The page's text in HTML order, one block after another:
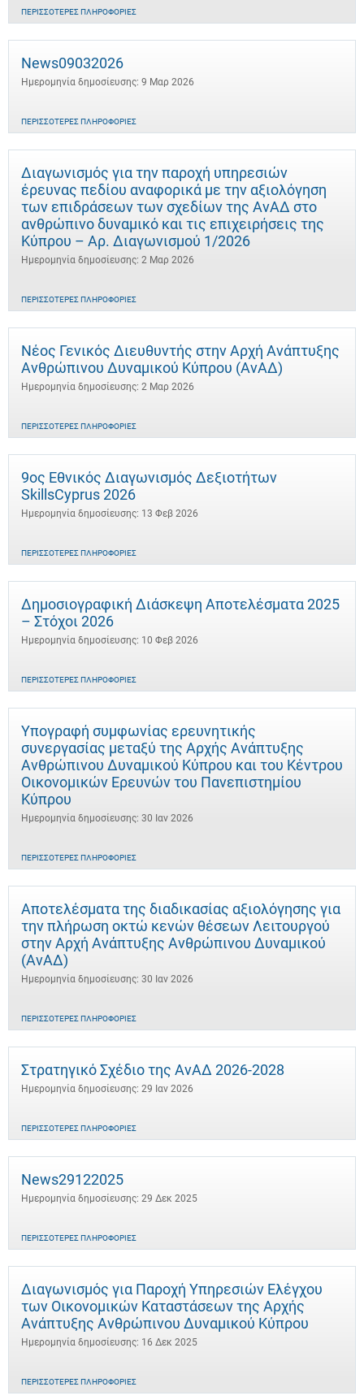
ΠΕΡΙΣΣΌΤΕΡΕΣ ΠΛΗΡΟΦΟΡΊΕΣ
News09032026
Ημερομηνία δημοσίευσης: 9 Μαρ 2026
ΠΕΡΙΣΣΌΤΕΡΕΣ ΠΛΗΡΟΦΟΡΊΕΣ
Διαγωνισμός για την παροχή υπηρεσιών
έρευνας πεδίου αναφορικά με την αξιολόγηση
των επιδράσεων των σχεδίων της ΑνΑΔ στο
ανθρώπινο δυναμικό και τις επιχειρήσεις της
Κύπρου – Αρ. Διαγωνισμού 1/2026
Ημερομηνία δημοσίευσης: 2 Μαρ 2026
ΠΕΡΙΣΣΌΤΕΡΕΣ ΠΛΗΡΟΦΟΡΊΕΣ
Νέος Γενικός Διευθυντής στην Αρχή Ανάπτυξης
Ανθρώπινου Δυναμικού Κύπρου (ΑνΑΔ)
Ημερομηνία δημοσίευσης: 2 Μαρ 2026
ΠΕΡΙΣΣΌΤΕΡΕΣ ΠΛΗΡΟΦΟΡΊΕΣ
9ος Εθνικός Διαγωνισμός Δεξιοτήτων
SkillsCyprus 2026
Ημερομηνία δημοσίευσης: 13 Φεβ 2026
ΠΕΡΙΣΣΌΤΕΡΕΣ ΠΛΗΡΟΦΟΡΊΕΣ
Δημοσιογραφική Διάσκεψη Αποτελέσματα 2025
– Στόχοι 2026
Ημερομηνία δημοσίευσης: 10 Φεβ 2026
ΠΕΡΙΣΣΌΤΕΡΕΣ ΠΛΗΡΟΦΟΡΊΕΣ
Υπογραφή συμφωνίας ερευνητικής
συνεργασίας μεταξύ της Αρχής Ανάπτυξης
Ανθρώπινου Δυναμικού Κύπρου και του Κέντρου
Οικονομικών Ερευνών του Πανεπιστημίου
Κύπρου
Ημερομηνία δημοσίευσης: 30 Ιαν 2026
ΠΕΡΙΣΣΌΤΕΡΕΣ ΠΛΗΡΟΦΟΡΊΕΣ
Αποτελέσματα της διαδικασίας αξιολόγησης για
την πλήρωση οκτώ κενών θέσεων Λειτουργού
στην Αρχή Ανάπτυξης Ανθρώπινου Δυναμικού
(ΑνΑΔ)
Ημερομηνία δημοσίευσης: 30 Ιαν 2026
ΠΕΡΙΣΣΌΤΕΡΕΣ ΠΛΗΡΟΦΟΡΊΕΣ
Στρατηγικό Σχέδιο της ΑνΑΔ 2026-2028
Ημερομηνία δημοσίευσης: 29 Ιαν 2026
ΠΕΡΙΣΣΌΤΕΡΕΣ ΠΛΗΡΟΦΟΡΊΕΣ
News29122025
Ημερομηνία δημοσίευσης: 29 Δεκ 2025
ΠΕΡΙΣΣΌΤΕΡΕΣ ΠΛΗΡΟΦΟΡΊΕΣ
Διαγωνισμός για Παροχή Υπηρεσιών Ελέγχου
των Οικονομικών Καταστάσεων της Αρχής
Ανάπτυξης Ανθρώπινου Δυναμικού Κύπρου
Ημερομηνία δημοσίευσης: 16 Δεκ 2025
ΠΕΡΙΣΣΌΤΕΡΕΣ ΠΛΗΡΟΦΟΡΊΕΣ